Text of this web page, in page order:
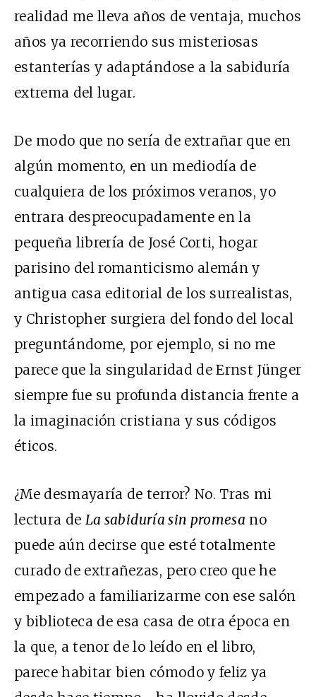
realidad me lleva años de ventaja, muchos
años ya recorriendo sus misteriosas
estanterías y adaptándose a la sabiduría
extrema del lugar.
De modo que no sería de extrañar que en
algún momento, en un mediodía de
cualquiera de los próximos veranos, yo
entrara despreocupadamente en la
pequeña librería de José Corti, hogar
parisino del romanticismo alemán y
antigua casa editorial de los surrealistas,
y Christopher surgiera del fondo del local
preguntándome, por ejemplo, si no me
parece que la singularidad de Ernst Jünger
siempre fue su profunda distancia frente a
la imaginación cristiana y sus códigos
éticos.
¿Me desmayaría de terror? No. Tras mi
lectura de La sabiduría sin promesa no
puede aún decirse que esté totalmente
curado de extrañezas, pero creo que he
empezado a familiarizarme con ese salón
y biblioteca de esa casa de otra época en
la que, a tenor de lo leído en el libro,
parece habitar bien cómodo y feliz ya